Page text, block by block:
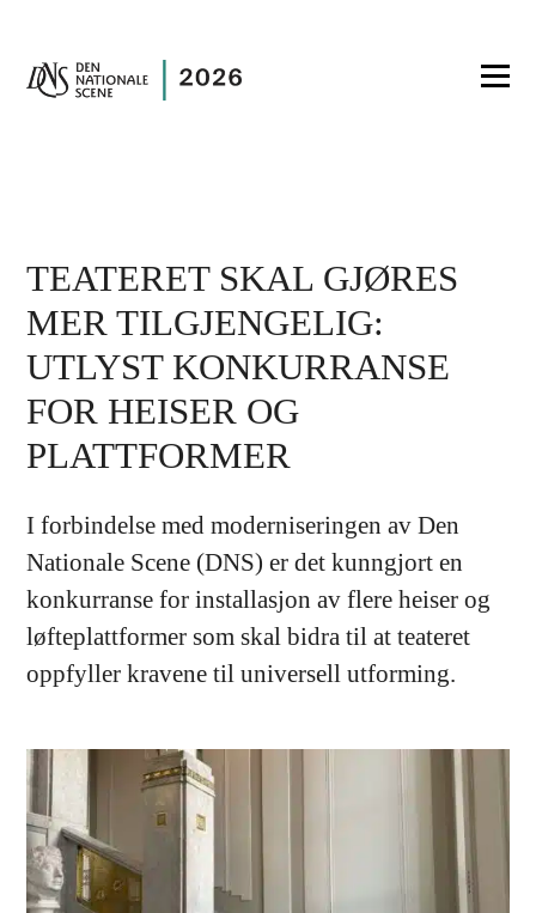
TEATERET SKAL GJØRES
MER TILGJENGELIG:
UTLYST KONKURRANSE
FOR HEISER OG
PLATTFORMER
I forbindelse med moderniseringen av Den
Nationale Scene (DNS) er det kunngjort en
konkurranse for installasjon av flere heiser og
løfteplattformer som skal bidra til at teateret
oppfyller kravene til universell utforming.